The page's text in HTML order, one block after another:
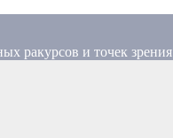
ракурсов и точек зрения